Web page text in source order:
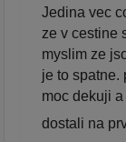
Jedina vec
ze v cestine
myslim ze
je to spatne.
moc dekuji
dostali na